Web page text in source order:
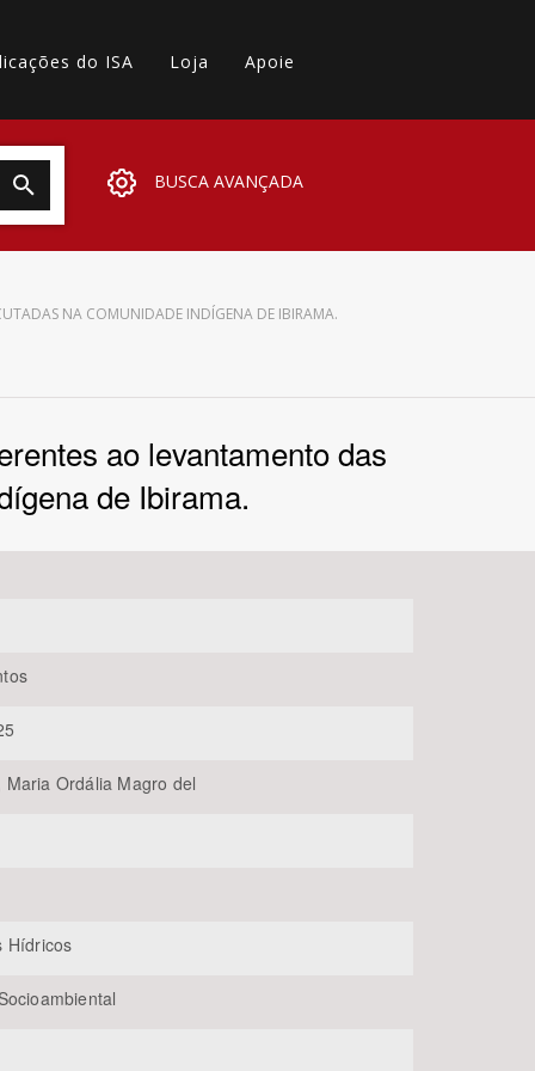
do ISA Loja Apoie
BUSCA AVANÇADA
NA COMUNIDADE INDÍGENA DE IBIRAMA.
ao levantamento das
de Ibirama.
Maria Ordália Magro del
Hídricos